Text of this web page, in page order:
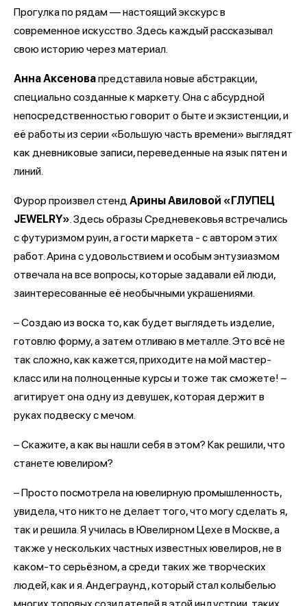
Прогулка по рядам — настоящий экскурс в
современное искусство. Здесь каждый рассказывал
свою историю через материал.
Анна Аксеновапредставила новые абстракции,
специально созданные к маркету. Она с абсурдной
непосредственностью говорит о быте и экзистенции, и
её работы из серии «Большую часть времени» выглядят
как дневниковые записи, переведенные на язык пятен и
линий.
Фурор произвел стендАрины Авиловой «ГЛУПЕЦ
JEWELRY». Здесь образы Средневековья встречались
с футуризмом руин, а гости маркета - с автором этих
работ. Арина с удовольствием и особым энтузиазмом
отвечала на все вопросы, которые задавали ей люди,
заинтересованные её необычными украшениями.
– Создаю из воска то, как будет выглядеть изделие,
готовлю форму, а затем отливаю в металле. Это всё не
так сложно, как кажется, приходите на мой мастер-
класс или на полноценные курсы и тоже так сможете! –
агитирует она одну из девушек, которая держит в
руках подвеску с мечом.
– Скажите, а как вы нашли себя в этом? Как решили, что
станете ювелиром?
– Просто посмотрела на ювелирную промышленность,
увидела, что никто не делает того, что могу сделать я,
так и решила. Я училась в Ювелирном Цехе в Москве, а
также у нескольких частных известных ювелиров, не в
каком-то серьёзном, а среди таких же творческих
людей, как и я. Андеграунд, который стал колыбелью